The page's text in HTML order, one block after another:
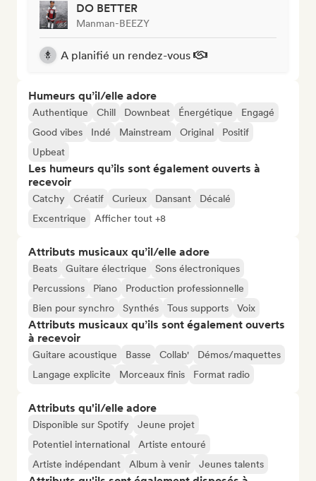
DO BETTER
Manman-BEEZY
A planifié un rendez-vous
Humeurs qu’il/elle adore
Authentique Chill Downbeat Énergétique
Engagé
Good vibes
Indé Mainstream Original
Positif
Upbeat
Les humeurs qu’ils sont également ouverts à
recevoir
Catchy Créatif Curieux Dansant
Décalé
Excentrique
Afficher tout +8
Attributs musicaux qu’il/elle adore
Beats Guitare électrique
Sons électroniques
Percussions
Piano
Production professionnelle
Bien pour synchro
Synthés Tous supports Voix
Attributs musicaux qu’ils sont également ouverts
à recevoir
Guitare acoustique Basse Collab'
Démos/maquettes
Langage explicite
Morceaux finis Format radio
Attributs qu'il/elle adore
Disponible sur Spotify
Jeune projet
Potentiel international
Artiste entouré
Artiste indépendant
Album à venir Jeunes talents